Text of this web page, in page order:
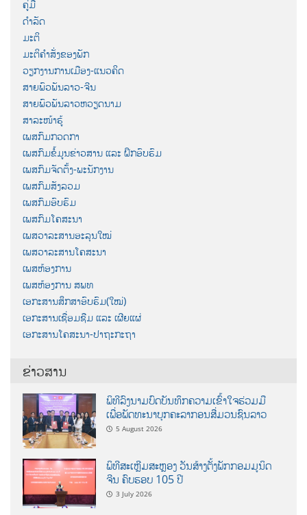
ຄູ່ມື
ດຳລັດ
ມະຕິ
ມະຕິຄຳສັ່ງຂອງພັກ
ວຽກງານການເມືອງ-ແນວຄິດ
ສາຍພົວພັນລາວ-ຈີນ
ສາຍພົວພັນລາວຫວຽດນາມ
ສາລະໜ້າຮູ້
ເພສກົມກວດກາ
ເພສກົມຂໍ້ມູນຂ່າວສານ ແລະ ຝຶກອົບຮົມ
ເພສກົມຈັດຕັ້ງ-ພະນັກງານ
ເພສກົມສັງລວມ
ເພສກົມອົບຮົມ
ເພສກົມໂຄສະນາ
ເພສວາລະສານອະລຸນໃໝ່
ເພສວາລະສານໂຄສະນາ
ເພສຫ້ອງການ
ເພສຫ້ອງການ ສພທ
ເອກະສານສຶກສາອົບຮົມ(ໃໝ່)
ເອກະສານເຊື່ອມຊືມ ແລະ ເຜີຍແຜ່
ເອກະສານໂຄສະນາ-ປາຖະກະຖາ
ຂ່າວສານ
ພິທີລົງນາມບົດບັນທຶກຄວາມເຂົ້າໃຈຮ່ວມມື
ເພື່ອພັດທະນາບຸກຄະລາກອນສື່ມວນຊົນລາວ
5 August 2026
ພິທີສະເຫຼີມສະຫຼອງ ວັນສ້າງຕັ້ງພັກກອມມູນິດ
ຈີນ ຄົບຮອບ 105 ປີ
3 July 2026